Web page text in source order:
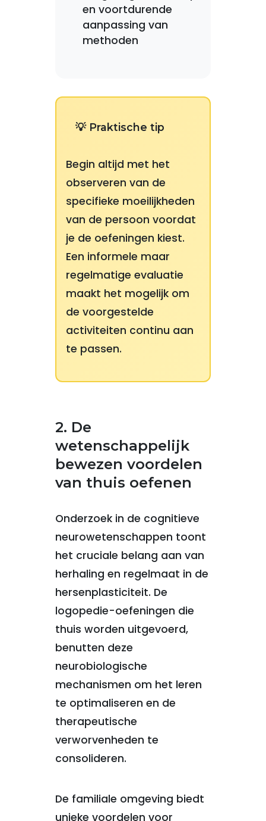
en voortdurende
aanpassing van
methoden
💡 Praktische tip
Begin altijd met het
observeren van de
specifieke moeilijkheden
van de persoon voordat
je de oefeningen kiest.
Een informele maar
regelmatige evaluatie
maakt het mogelijk om
de voorgestelde
activiteiten continu aan
te passen.
2. De
wetenschappelijk
bewezen voordelen
van thuis oefenen
Onderzoek in de cognitieve
neurowetenschappen toont
het cruciale belang aan van
herhaling en regelmaat in de
hersenplasticiteit. De
logopedie-oefeningen die
thuis worden uitgevoerd,
benutten deze
neurobiologische
mechanismen om het leren
te optimaliseren en de
therapeutische
verworvenheden te
consolideren.
De familiale omgeving biedt
unieke voordelen voor